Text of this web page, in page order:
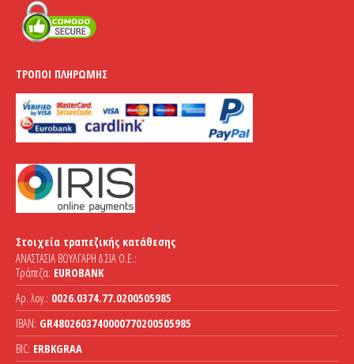
ΤΡΌΠΟΙ ΠΛΗΡΩΜΉΣ
Στοιχεία τραπεζικής κατάθεσης
ΑΝΑΣΤΑΣΙΑ ΒΟΥΛΓΑΡΗ & ΣΙΑ Ο.Ε.:
Τράπεζα: EUROBANK
Αρ. λογ.: 0026.0374.77.0200505985
IBAN: GR4802603740000770200505985
BIC: ERBKGRAA